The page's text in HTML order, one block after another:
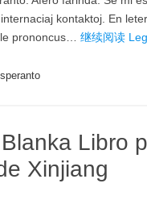
kontaktoj. En
prononcus… 继续阅读
Libro
Xinjiang